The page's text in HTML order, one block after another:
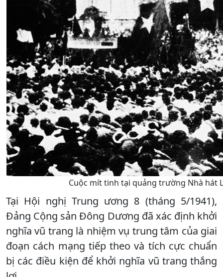
Cuộc mít tinh tại quảng trường Nhà hát
Tại Hội nghị Trung ương 8 (tháng 5/1941),
Đảng Cộng sản Đông Dương đã xác định khởi
nghĩa vũ trang là nhiệm vụ trung tâm của giai
đoạn cách mạng tiếp theo và tích cực chuẩn
bị các điều kiện để khởi nghĩa vũ trang thắng